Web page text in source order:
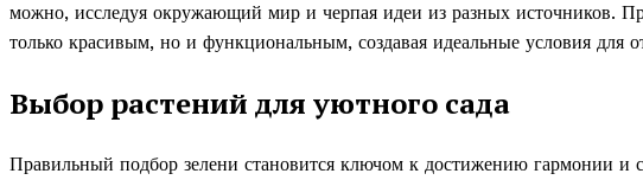
можно, исследуя окружающий мир и черпая идеи из разных источников.
только красивым, но и функциональным, создавая идеальные условия для
Выбор растений для уютного сада
Правильный подбор зелени становится ключом к достижению гармонии и